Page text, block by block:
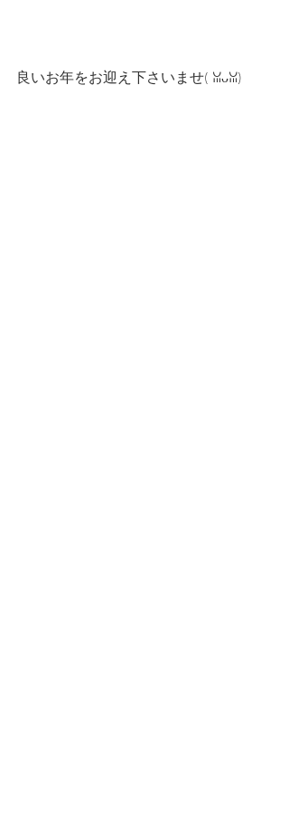
良いお年をお迎え下さいませ(⁠ ⁠ꈍ⁠ᴗ⁠ꈍ⁠)